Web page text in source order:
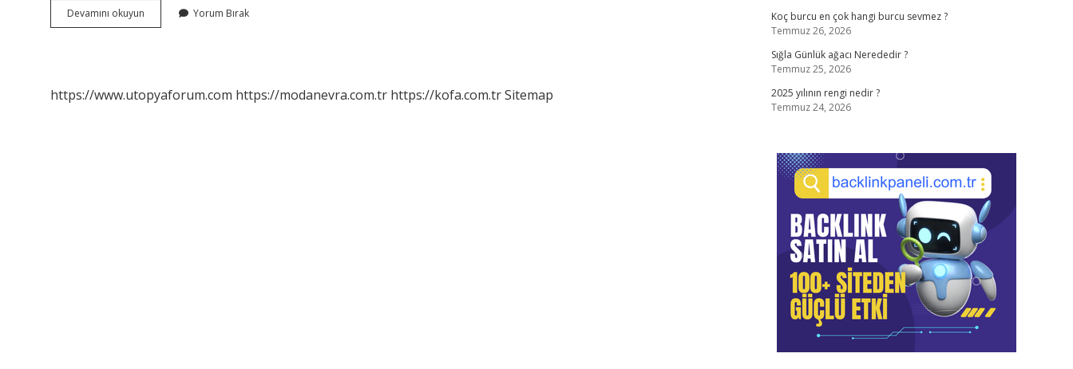
Devamını okuyun
Edebiyatında
Yorum Bırak
https://www.utopyaforum.com https://modanevra.com.tr https://kofa.com.trSitemap
Koç burcu en çok hangi burcu sevmez ?
Temmuz 26, 2026
Sığla Günlük ağacı Nerededir ?
Temmuz 25, 2026
2025 yılının rengi nedir ?
Temmuz 24, 2026